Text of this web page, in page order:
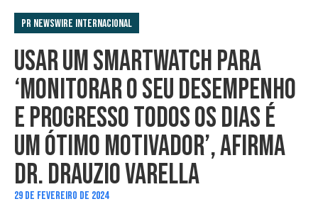
PR Newswire Internacional
USAR UM SMARTWATCH PARA
‘MONITORAR O SEU DESEMPENHO
E PROGRESSO TODOS OS DIAS É
UM ÓTIMO MOTIVADOR’, AFIRMA
DR. DRAUZIO VARELLA
29 DE FEVEREIRO DE 2024